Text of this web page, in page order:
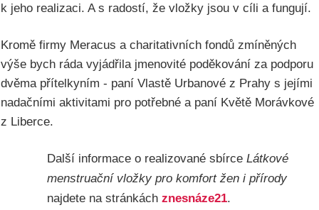
k jeho realizaci. A s radostí, že vložky jsou v cíli a fungují.
Kromě firmy Meracus a charitativních fondů zmíněných
výše bych ráda vyjádřila jmenovité poděkování za podporu
dvěma přítelkyním - paní Vlastě Urbanové z Prahy s jejími
nadačními aktivitami pro potřebné a paní Květě Morávkové
z Liberce.
Další informace o realizované sbírce Látkové
menstruační vložky pro komfort žen i přírody
najdete na stránkách znesnáze21.